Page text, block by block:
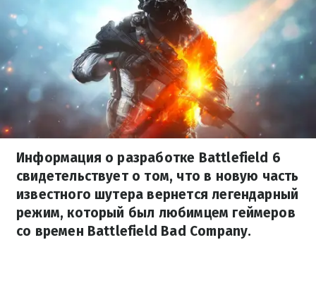
Информация о разработке Battlefield 6
свидетельствует о том, что в новую часть
известного шутера вернется легендарный
режим, который был любимцем геймеров
со времен Battlefield Bad Company.